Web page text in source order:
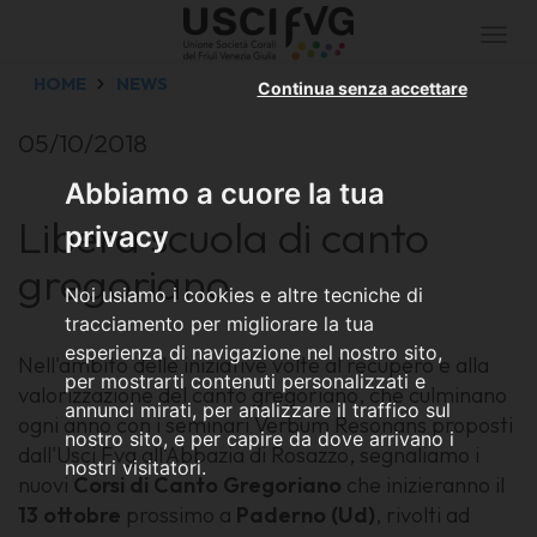
Abbiamo a cuore la tua
privacy
Noi usiamo i cookies e altre tecniche di
tracciamento per migliorare la tua
esperienza di navigazione nel nostro sito,
per mostrarti contenuti personalizzati e
annunci mirati, per analizzare il traffico sul
nostro sito, e per capire da dove arrivano i
nostri visitatori.
Continua senza accettare
HOME NEWS
05/10/2018
Libera scuola di canto
gregoriano
Nell'ambito delle iniziative volte al recupero e alla
valorizzazione del canto gregoriano, che culminano
ogni anno con i seminari Verbum Resonans proposti
dall'Usci Fvg all'Abbazia di Rosazzo, segnaliamo i
nuovi Corsi di Canto Gregoriano che inizieranno il
13 ottobre prossimo a Paderno (Ud), rivolti ad